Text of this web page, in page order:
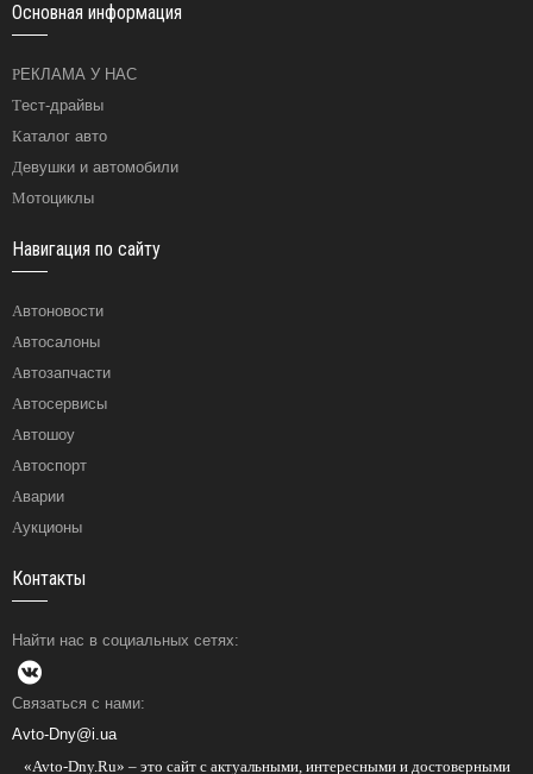
Основная информация
РЕКЛАМА У НАС
Тест-драйвы
Каталог авто
Девушки и автомобили
Мотоциклы
Навигация по сайту
Автоновости
Автосалоны
Автозапчасти
Автосервисы
Автошоу
Автоспорт
Аварии
Аукционы
Контакты
Найти нас в социальных сетях:
Связаться с нами:
Avto-Dny@i.ua
«Avto-Dny.Ru» – это сайт с актуальными, интересными и достоверными